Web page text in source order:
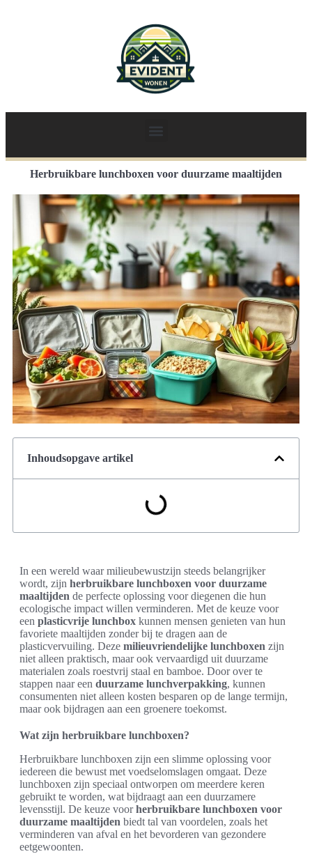
Herbruikbare lunchboxen voor duurzame maaltijden
Inhoudsopgave artikel
In een wereld waar milieubewustzijn steeds belangrijker
wordt, zijn herbruikbare lunchboxen voor duurzame
maaltijden de perfecte oplossing voor diegenen die hun
ecologische impact willen verminderen. Met de keuze voor
een plasticvrije lunchbox kunnen mensen genieten van hun
favoriete maaltijden zonder bij te dragen aan de
plasticvervuiling. Deze milieuvriendelijke lunchboxen zijn
niet alleen praktisch, maar ook vervaardigd uit duurzame
materialen zoals roestvrij staal en bamboe. Door over te
stappen naar een duurzame lunchverpakking, kunnen
consumenten niet alleen kosten besparen op de lange termijn,
maar ook bijdragen aan een groenere toekomst.
Wat zijn herbruikbare lunchboxen?
Herbruikbare lunchboxen zijn een slimme oplossing voor
iedereen die bewust met voedselomslagen omgaat. Deze
lunchboxen zijn speciaal ontworpen om meerdere keren
gebruikt te worden, wat bijdraagt aan een duurzamere
levensstijl. De keuze voorherbruikbare lunchboxen voor
duurzame maaltijden biedt tal van voordelen, zoals het
verminderen van afval en het bevorderen van gezondere
eetgewoonten.